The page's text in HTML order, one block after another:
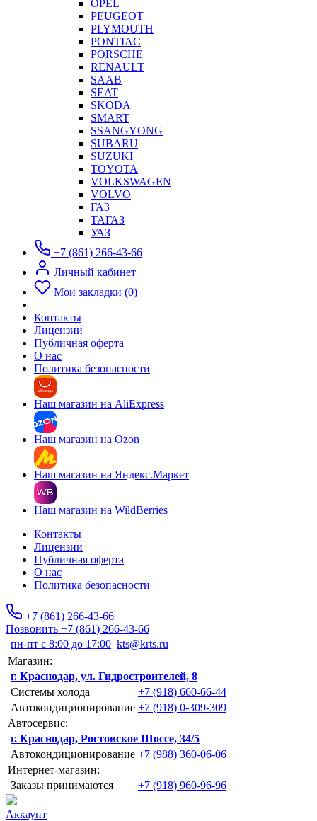
OPEL
PEUGEOT
PLYMOUTH
PONTIAC
PORSCHE
RENAULT
SAAB
SEAT
SKODA
SMART
SSANGYONG
SUBARU
SUZUKI
TOYOTA
VOLKSWAGEN
VOLVO
ГАЗ
ТАГАЗ
УАЗ
+7 (861) 266-43-66
Личный кабинет
Мои закладки (0)
Контакты
Лицензии
Публичная оферта
О нас
Политика безопасности
Наш магазин на AliExpress
Наш магазин на Ozon
Наш магазин на Яндекс.Маркет
Наш магазин на WildBerries
Контакты
Лицензии
Публичная оферта
О нас
Политика безопасности
+7 (861) 266-43-66
Позвонить +7 (861) 266-43-66
пн-пт с 8:00 до 17:00 kts@krts.ru
Магазин:
г. Краснодар, ул. Гидростроителей, 8
Системы холода
+7 (918) 660-66-44
Автокондиционирование +7 (918) 0-309-309
Автосервис:
г. Краснодар, Ростовское Шоссе, 34/5
Автокондиционирование +7 (988) 360-06-06
Интернет-магазин:
Заказы принимаются
+7 (918) 960-96-96
Аккаунт